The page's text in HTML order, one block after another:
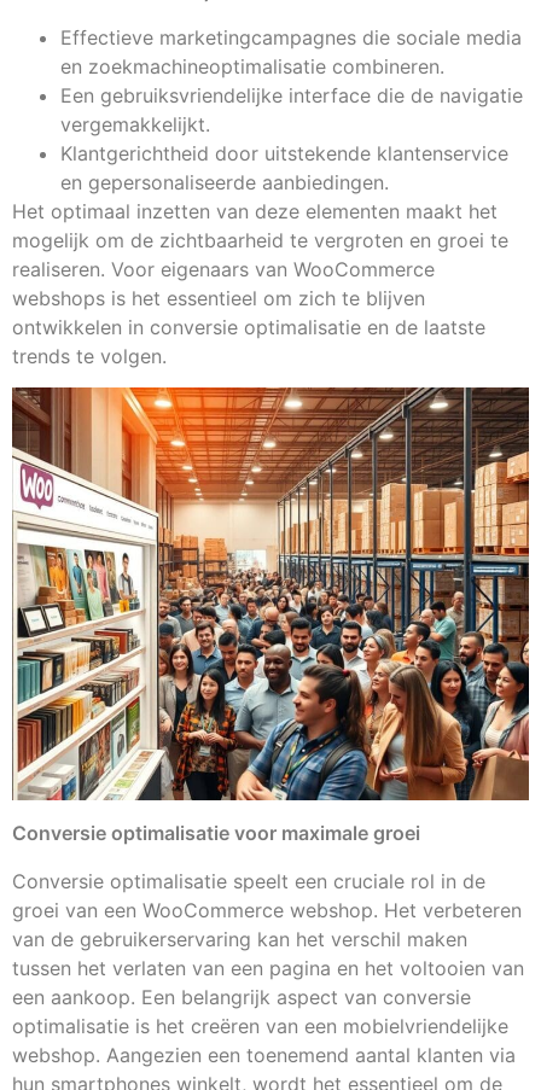
Effectieve marketingcampagnes die sociale media
en zoekmachineoptimalisatie combineren.
Een gebruiksvriendelijke interface die de navigatie
vergemakkelijkt.
Klantgerichtheid door uitstekende klantenservice
en gepersonaliseerde aanbiedingen.
Het optimaal inzetten van deze elementen maakt het
mogelijk om de zichtbaarheid te vergroten en groei te
realiseren. Voor eigenaars van WooCommerce
webshops is het essentieel om zich te blijven
ontwikkelen in conversie optimalisatie en de laatste
trends te volgen.
Conversie optimalisatie voor maximale groei
Conversie optimalisatie speelt een cruciale rol in de
groei van een WooCommerce webshop. Het verbeteren
van de gebruikerservaring kan het verschil maken
tussen het verlaten van een pagina en het voltooien van
een aankoop. Een belangrijk aspect van conversie
optimalisatie is het creëren van een mobielvriendelijke
webshop. Aangezien een toenemend aantal klanten via
hun smartphones winkelt, wordt het essentieel om de